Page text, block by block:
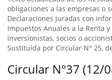
obligaciones a las empresas o
Declaraciones Juradas con
Impuestos Anuales a la Renta
inversionistas, socios o
Sustituída por Circular N° 25,
Circular N°37 (12/